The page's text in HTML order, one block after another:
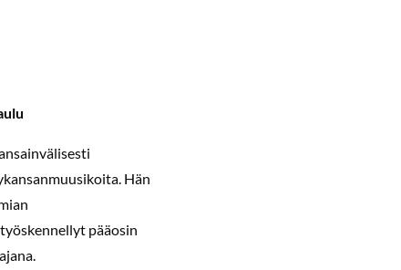
Hän
pääosin